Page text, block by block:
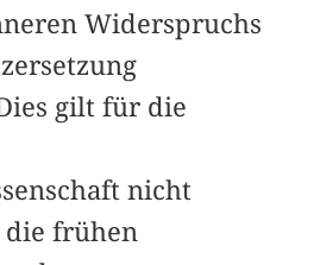
Widerspruchs
gilt für die
nicht
frühen